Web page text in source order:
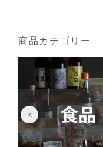
商品カテゴリー
<